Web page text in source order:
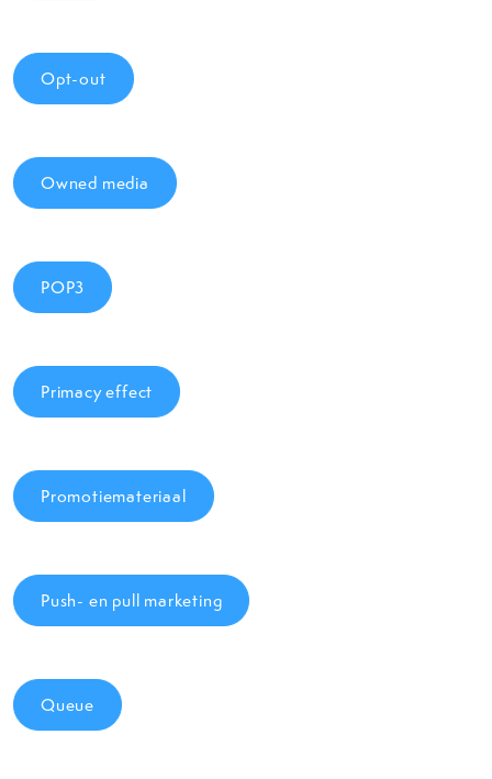
Opt-out
Owned media
POP3
Primacy effect
Promotiemateriaal
Push- en pull marketing
Queue